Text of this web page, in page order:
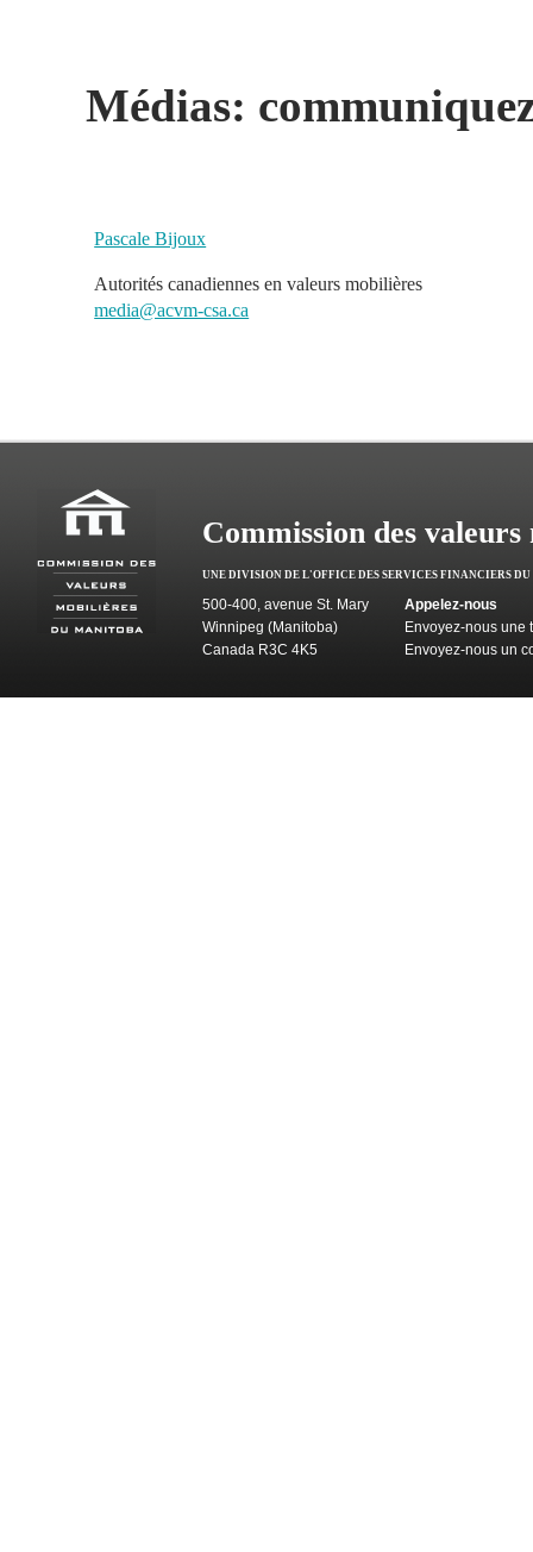
Médias:
Pascale Bijoux
Autorités canadiennes en valeurs mobilières
media@acvm-csa.ca
Commission des
UNE DIVISION DE L'OFFICE DES SERVICES FINANCIERS
500-400, avenue St. Mary
Winnipeg (Manitoba)
Canada R3C 4K5
Appelez-nous
Envoyez-nous une
Envoyez-nous un